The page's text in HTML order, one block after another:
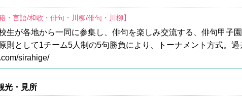
・言語/和歌・俳句・川柳/俳句・川柳】
生が各地から一同に参集し、俳句を楽しみ交流する、俳句甲子
則として1チーム5人制の5句勝負により、トーナメント方式。過
sirahige/
光・見所